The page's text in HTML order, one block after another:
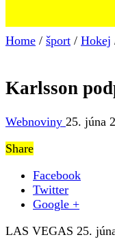
Home / šport / Hokej
Karlsson
Webnoviny 25. júna
Share
Facebook
Twitter
Google +
LAS VEGAS 25.